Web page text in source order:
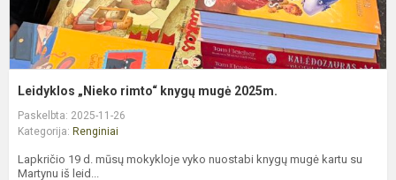
Leidyklos „Nieko rimto“ knygų mugė 2025m.
Paskelbta: 2025-11-26
Kategorija: Renginiai
Lapkričio 19 d. mūsų mokykloje vyko nuostabi knygų mugė kartu su
Martynu iš leid...